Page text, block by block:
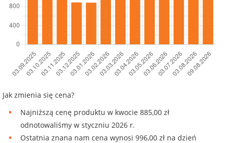
Jak zmienia się cena?
Najniższą cenę produktu w kwocie 885,00 zł
odnotowaliśmy w styczniu 2026 r.
Ostatnia znana nam cena wynosi 996,00 zł na dzień